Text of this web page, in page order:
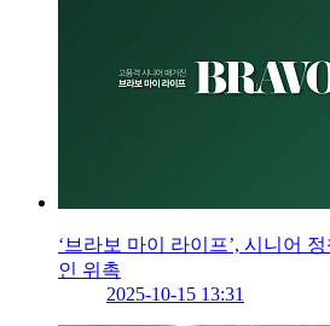
‘브라보 마이 라이프’, 시니어
인 위촉
2025-10-15 13:31